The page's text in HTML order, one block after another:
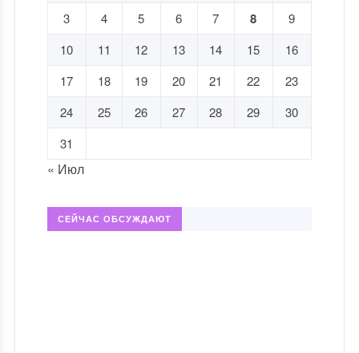
3
4 5 6 7 8
9
10
11 12 13 14 15
16
17
18 19 20 21 22
23
24
25 26 27 28 29
30
31
« Июл
СЕЙЧАС ОБСУЖДАЮТ